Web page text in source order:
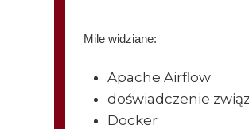
Mile widziane:
Apache Airflow
doświadczenie
Docker